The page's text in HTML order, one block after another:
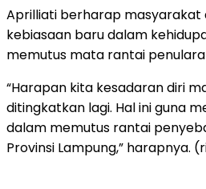
Aprilliati berharap
kebiasaan baru dalam
memutus mata rantai
“Harapan kita kesadaran diri
ditingkatkan lagi. Hal ini guna
dalam memutus rantai
Provinsi Lampung,” harapnya.